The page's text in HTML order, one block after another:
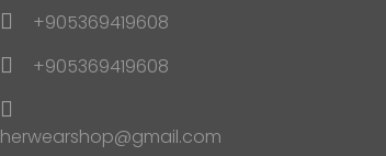
+905369419608
+905369419608
herwearshop@gmail.com